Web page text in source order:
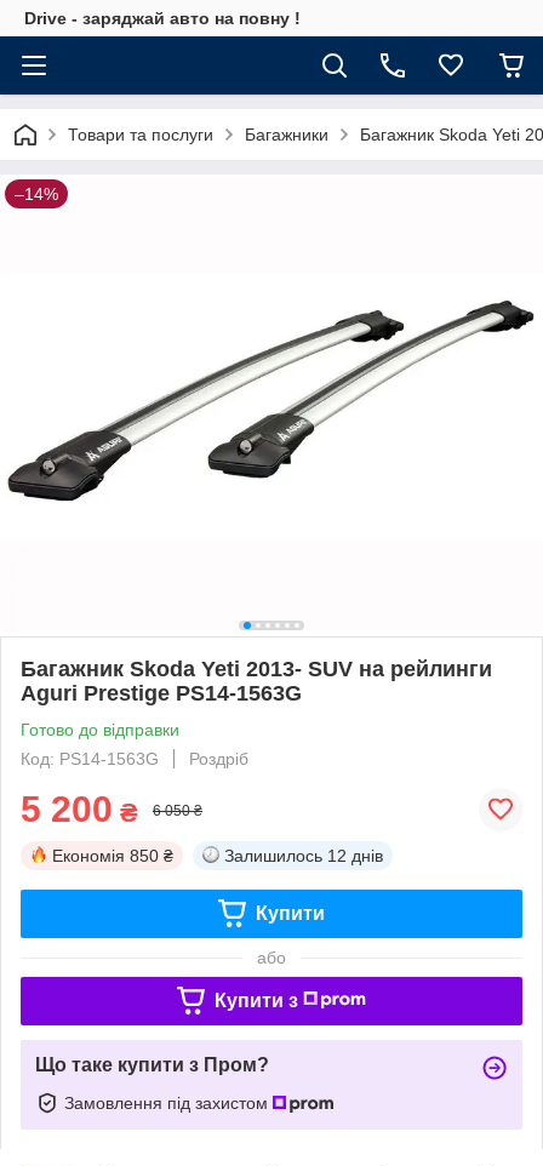
Drive - заряджай авто на повну !
Товари та послуги Багажники Багажник Skoda Yeti
–14%
Багажник Skoda Yeti 2013- SUV на рейлинги
Aguri Prestige PS14-1563G
Готово до відправки
Код: PS14-1563G
Роздріб
5 200 ₴ 6 050 ₴
Економія 850 ₴ Залишилось 12 днів
Купити
або
Купити з
Що таке купити з Пром?
Замовлення під захистом